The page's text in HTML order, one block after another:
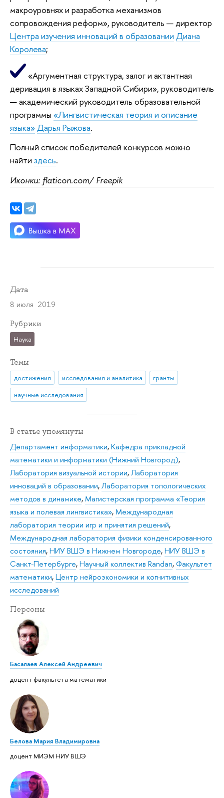
макроуровнях и разработка механизмов
сопровождения реформ», руководитель — директор
Центра изучения инноваций в образовании Диана
Королева;
«Аргументная структура, залог и актантная
деривация в языках Западной Сибири», руководитель
— академический руководитель образовательной
программы «Лингвистическая теория и описание
языка»Дарья Рыжова.
Полный список победителей конкурсов можно
найти здесь.
Иконки: flaticon.com/ Freepik
Дата
8 июля 2019
Рубрики
Наука
Темы
достижения исследования и аналитика
гранты
научные исследования
В статье упомянуты
Департамент информатики,Кафедра прикладной
математики и информатики (Нижний Новгород),
Лаборатория визуальной истории,Лаборатория
инноваций в образовании,Лаборатория топологических
методов в динамике,Магистерская программа «Теория
языка и полевая лингвистика»,Международная
лаборатория теории игр и принятия решений,
Международная лаборатория физики конденсированного
состояния,НИУ ВШЭ в Нижнем Новгороде,НИУ ВШЭ в
Санкт-Петербурге,Научный коллектив Randan,Факультет
математики,Центр нейроэкономики и когнитивных
исследований
Персоны
Басалаев Алексей Андреевич
доцент факультета математики
Белова Мария Владимировна
доцент МИЭМ НИУ ВШЭ